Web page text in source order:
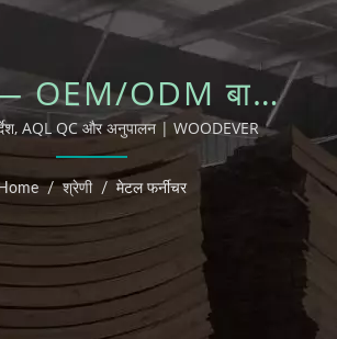
OEM/ODM बाहरी
फर्नीचर
AQL QC और अनुपालन | WOODEVER
Home / श्रेणी / मेटल फर्नीचर